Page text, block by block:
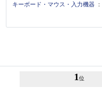
キーボード・マウス・入力機器 ：
1 位